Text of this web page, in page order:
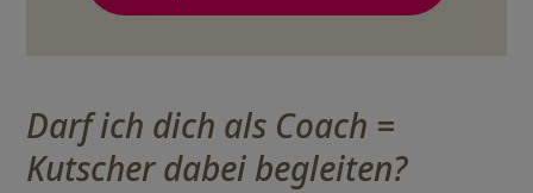
Darf ich dich als Coach =
Kutscher dabei begleiten?